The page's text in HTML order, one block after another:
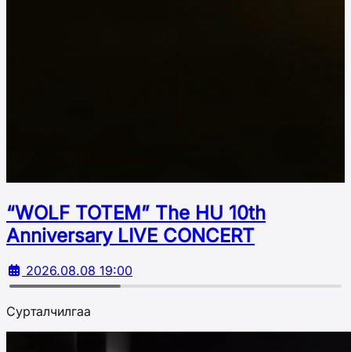
“WOLF TOTEM” The HU 10th
Аnniversary LIVE CONCERT
2026.08.08 19:00
Сурталчилгаа